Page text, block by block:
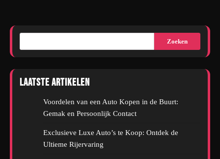
Zoeken
Laatste artikelen
Voordelen van een Auto Kopen in de Buurt:
Gemak en Persoonlijk Contact
Exclusieve Luxe Auto’s te Koop: Ontdek de
Ultieme Rijervaring